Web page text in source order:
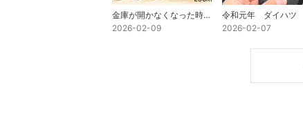
金庫が開かなくなった時の対処法
2026-02-09
2026-02-07